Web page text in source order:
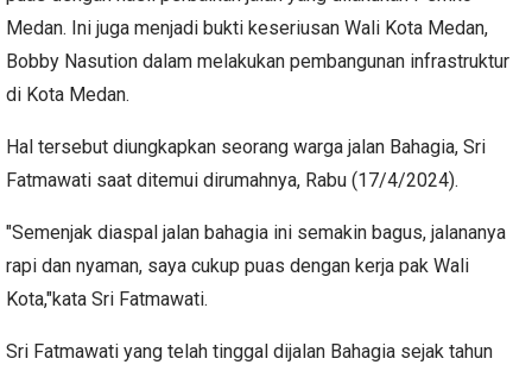
Medan. Ini juga menjadi bukti keseriusan Wali Kota Medan,
Bobby Nasution dalam melakukan pembangunan infrastruktur
di Kota Medan.
Hal tersebut diungkapkan seorang warga jalan Bahagia, Sri
Fatmawati saat ditemui dirumahnya, Rabu (17/4/2024).
"Semenjak diaspal jalan bahagia ini semakin bagus, jalananya
rapi dan nyaman, saya cukup puas dengan kerja pak Wali
Kota,"kata Sri Fatmawati.
Sri Fatmawati yang telah tinggal dijalan Bahagia sejak tahun